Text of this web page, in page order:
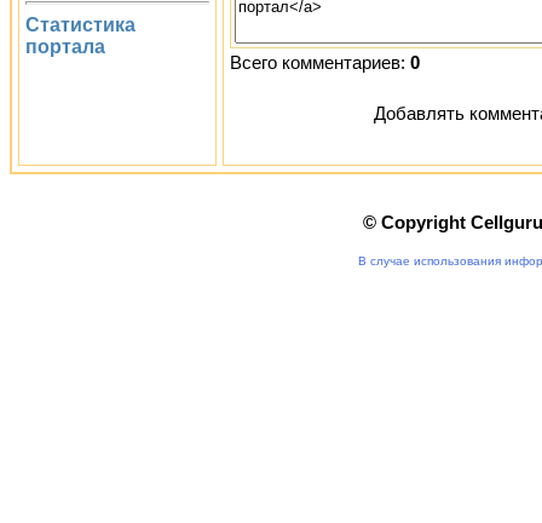
Статистика
портала
Всего комментариев: 0
Добавлять
© Copyright
В случае использования